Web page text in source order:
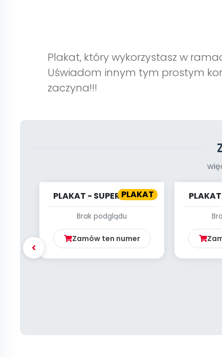
Plakat, który wykorzystasz w
Uświadom innym tym prostym
zaczyna!!!
PLAKAT
PLAKAT - SUPERTATA 2
Brak podglądu
Zamów ten numer